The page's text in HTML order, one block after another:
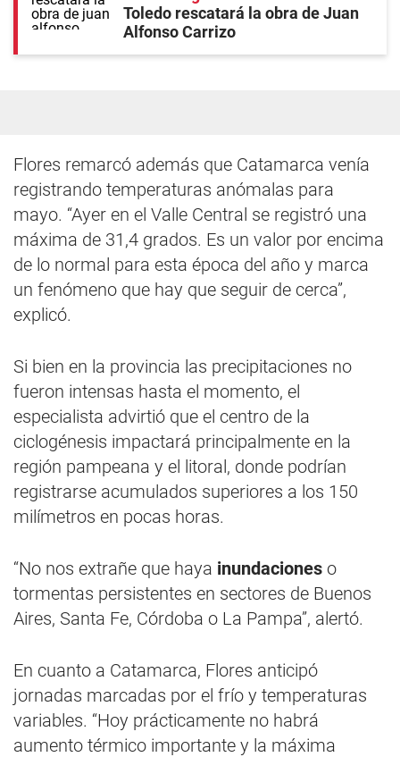
Toledo rescatará la obra de Juan
Alfonso Carrizo
Flores remarcó además que Catamarca venía
registrando temperaturas anómalas para
mayo. “Ayer en el Valle Central se registró una
máxima de 31,4 grados. Es un valor por encima
de lo normal para esta época del año y marca
un fenómeno que hay que seguir de cerca”,
explicó.
Si bien en la provincia las precipitaciones no
fueron intensas hasta el momento, el
especialista advirtió que el centro de la
ciclogénesis impactará principalmente en la
región pampeana y el litoral, donde podrían
registrarse acumulados superiores a los 150
milímetros en pocas horas.
“No nos extrañe que haya inundaciones o
tormentas persistentes en sectores de Buenos
Aires, Santa Fe, Córdoba o La Pampa”, alertó.
En cuanto a Catamarca, Flores anticipó
jornadas marcadas por el frío y temperaturas
variables. “Hoy prácticamente no habrá
aumento térmico importante y la máxima